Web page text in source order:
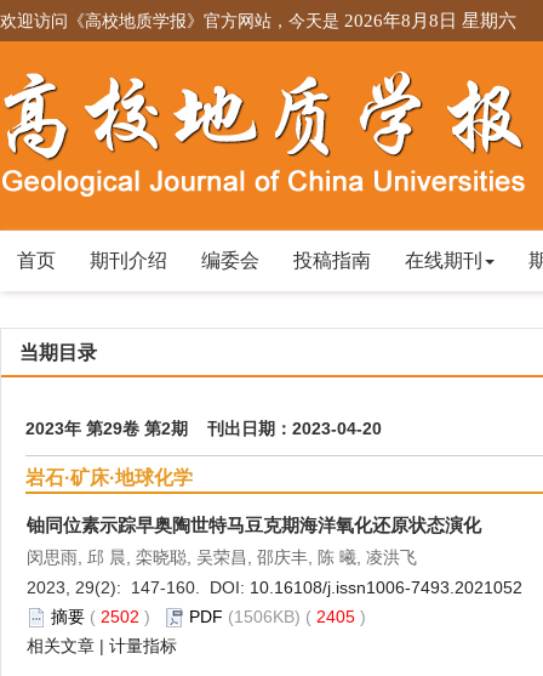
欢迎访问《高校地质学报》官方网站，今天是 2026年8月8日 星期六
首页 期刊介绍 编委会 投稿指南 在线期刊
当期目录
2023年 第29卷 第2期 刊出日期：2023-04-20
岩石·矿床·地球化学
铀同位素示踪早奥陶世特马豆克期海洋氧化还原状态演化
闵思雨, 邱 晨, 栾晓聪, 吴荣昌, 邵庆丰, 陈 曦, 凌洪飞
2023, 29(2): 147-160. DOI: 10.16108/j.issn1006-7493.2021052
摘要 ( 2502 ) PDF (1506KB) ( 2405 )
相关文章 | 计量指标